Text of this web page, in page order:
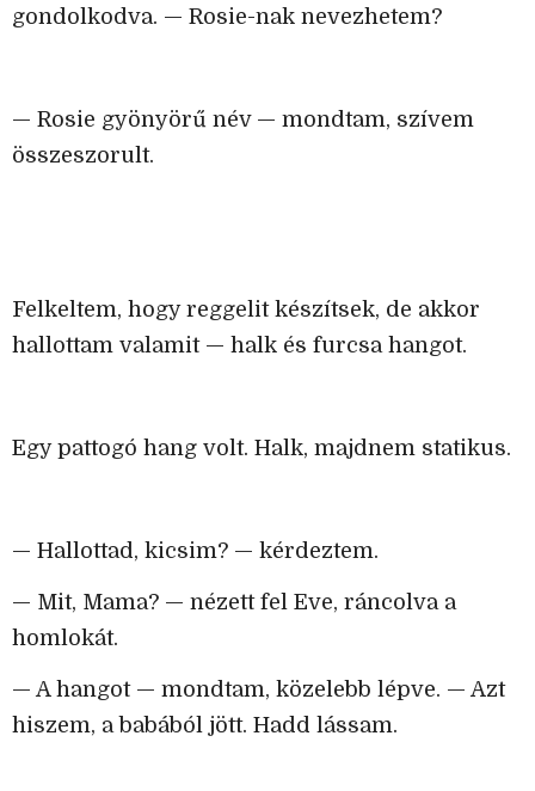
gondolkodva. — Rosie-nak nevezhetem?
— Rosie gyönyörű név — mondtam, szívem
összeszorult.
Felkeltem, hogy reggelit készítsek, de akkor
hallottam valamit — halk és furcsa hangot.
Egy pattogó hang volt. Halk, majdnem statikus.
— Hallottad, kicsim? — kérdeztem.
— Mit, Mama? — nézett fel Eve, ráncolva a
homlokát.
— A hangot — mondtam, közelebb lépve. — Azt
hiszem, a babából jött. Hadd lássam.